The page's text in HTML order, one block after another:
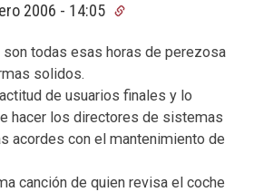
2006 - 14:05
son todas esas horas de perezosa
solidos.
de usuarios finales y lo
hacer los directores de sistemas
acordes con el mantenimiento de
canción de quien revisa el coche